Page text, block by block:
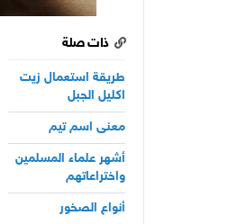
ذات صلة
طريقة استعمال زيت
اكليل الجبل
معنى اسم تيم
أشهر علماء المسلمين
واختراعاتهم
أنواع الصخور